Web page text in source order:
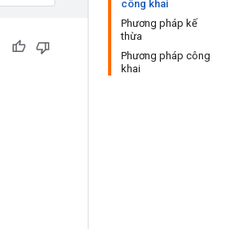
công khai
Phương pháp kế
thừa
Phương pháp công
khai